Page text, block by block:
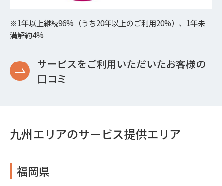
※1年以上継続96%（うち20年以上のご利用20%）、1年未
満解約4%
サービスをご利用いただいたお客様の
口コミ
九州エリアのサービス提供エリア
福岡県